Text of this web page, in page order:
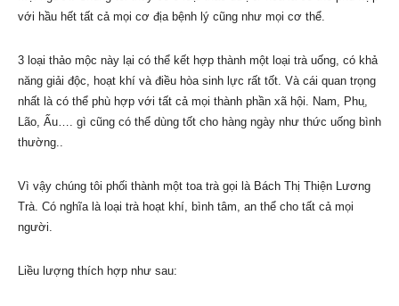
với hầu hết tất cả mọi cơ địa bệnh lý cũng như mọi cơ thể.
3 loại thảo mộc này lại có thể kết hợp thành một loại trà uống, có khả
năng giải độc, hoạt khí và điều hòa sinh lực rất tốt. Và cái quan trọng
nhất là có thể phù hợp với tất cả mọi thành phần xã hội. Nam, Phu,̣
Lão, Ấu…. gì cũng có thể dùng tốt cho hàng ngày như thức uống bình
thường..
Vì vậy chúng tôi phối thành một toa trà gọi là Bách Thị Thiện Lương
Trà. Có nghĩa là loại trà hoạt khí, bình tâm, an thể cho tất cả mọi
người.
Liều lượng thích hợp như sau: